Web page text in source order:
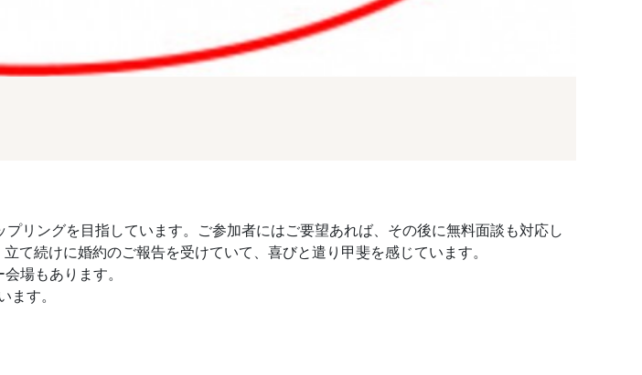
リングを目指しています。ご参加者にはご要望あれば、その後に無料面談も対応し
続けに婚約のご報告を受けていて、喜びと遣り甲斐を感じています。
場もあります。
す。